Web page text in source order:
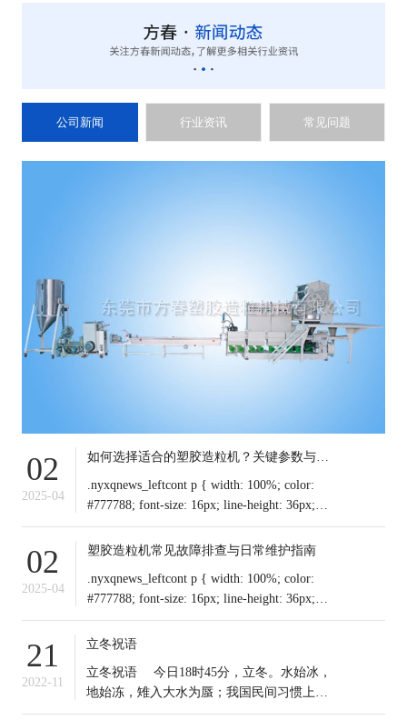
公司新闻 行业资讯 常见问题
02
2025-04
如何选择适合的塑胶造粒机？关键参数与行业应用解析
.nyxqnews_leftcont p { width: 100%; color:
#777788; font-size: 16px; line-height: 36px;
text-indent: 0em !important; mar
02
2025-04
塑胶造粒机常见故障排查与日常维护指南
.nyxqnews_leftcont p { width: 100%; color:
#777788; font-size: 16px; line-height: 36px;
text-indent: 0em !important; mar
21
2022-11
立冬祝语
​立冬祝语 今日18时45分，立冬。水始冰，
地始冻，雉入大水为蜃；我国民间习惯上把
这一天作为冬季之始；冬天到来，今日起我